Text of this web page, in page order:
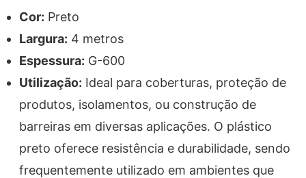
Cor: Preto
Largura: 4 metros
Espessura: G-600
Utilização: Ideal para coberturas, proteção de
produtos, isolamentos, ou construção de
barreiras em diversas aplicações. O plástico
preto oferece resistência e durabilidade, sendo
frequentemente utilizado em ambientes que